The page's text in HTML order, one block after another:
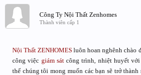
Công Ty Nội Thất Zenhomes
Thành viên cấp 1
Nội Thất ZENHOMES luôn hoan nghênh chào
công việc giám sátcông trình, nhiệt huyết
thế chúng tôi mong muốn các bạn sẽ trở